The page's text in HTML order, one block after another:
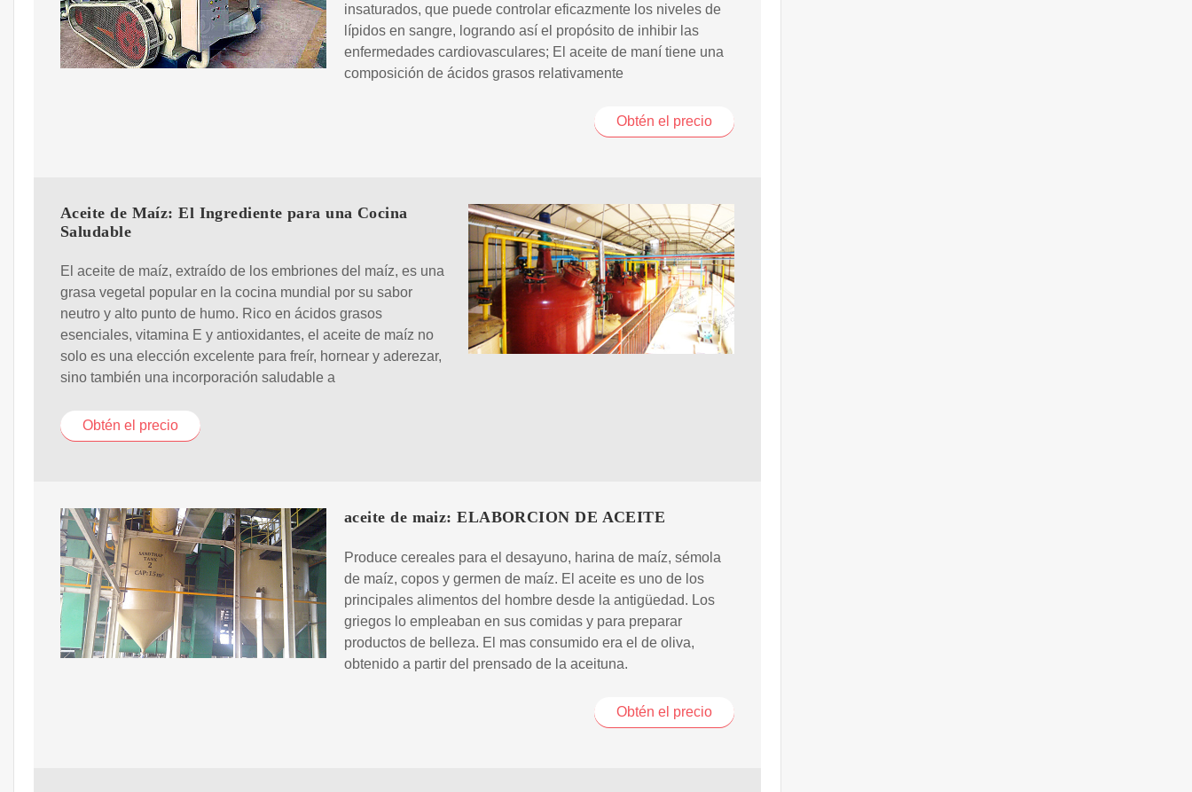
insaturados, que puede controlar eficazmente los niveles de
lípidos en sangre, logrando así el propósito de inhibir las
enfermedades cardiovasculares; El aceite de maní tiene una
composición de ácidos grasos relativamente
Obtén el precio
Aceite de Maíz: El Ingrediente para una Cocina
Saludable
El aceite de maíz, extraído de los embriones del maíz, es una
grasa vegetal popular en la cocina mundial por su sabor
neutro y alto punto de humo. Rico en ácidos grasos
esenciales, vitamina E y antioxidantes, el aceite de maíz no
solo es una elección excelente para freír, hornear y aderezar,
sino también una incorporación saludable a
Obtén el precio
aceite de maiz: ELABORCION DE ACEITE
Produce cereales para el desayuno, harina de maíz, sémola
de maíz, copos y germen de maíz. El aceite es uno de los
principales alimentos del hombre desde la antigüedad. Los
griegos lo empleaban en sus comidas y para preparar
productos de belleza. El mas consumido era el de oliva,
obtenido a partir del prensado de la aceituna.
Obtén el precio